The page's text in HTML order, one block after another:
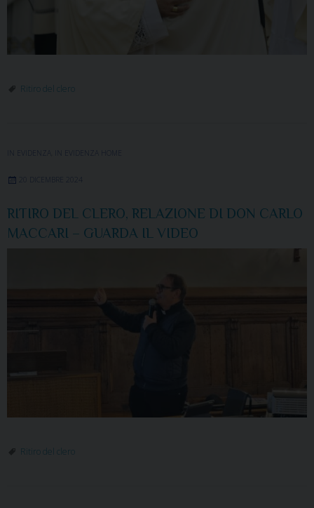
Ritiro del clero
IN EVIDENZA IN EVIDENZA HOME
20 DICEMBRE 2024
RITIRO DEL CLERO, RELAZIONE DI DON CARLO
MACCARI – GUARDA IL VIDEO
Ritiro del clero